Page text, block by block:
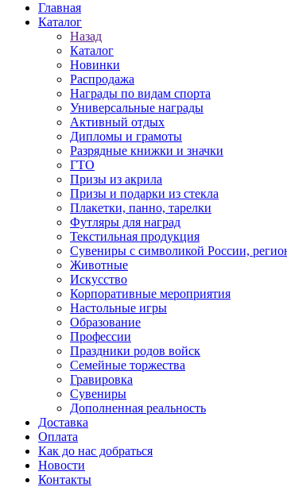
Главная
Каталог
Назад
Каталог
Новинки
Распродажа
Награды по видам спорта
Универсальные награды
Активный отдых
Дипломы и грамоты
Разрядные книжки и значки
ГТО
Призы из акрила
Призы и подарки из стекла
Плакетки, панно, тарелки
Футляры для наград
Текстильная продукция
Сувениры с символикой России,
Животные
Искусство
Корпоративные мероприятия
Настольные игры
Образование
Профессии
Праздники родов войск
Семейные торжества
Гравировка
Сувениры
Дополненная реальность
Доставка
Оплата
Как до нас добраться
Новости
Контакты